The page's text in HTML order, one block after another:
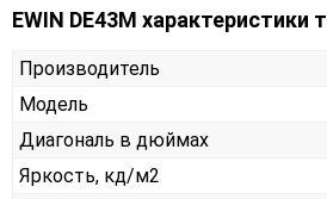
EWIN DE43M характеристики
Производитель
Модель
Диагональ в дюймах
Яркость, кд/м2